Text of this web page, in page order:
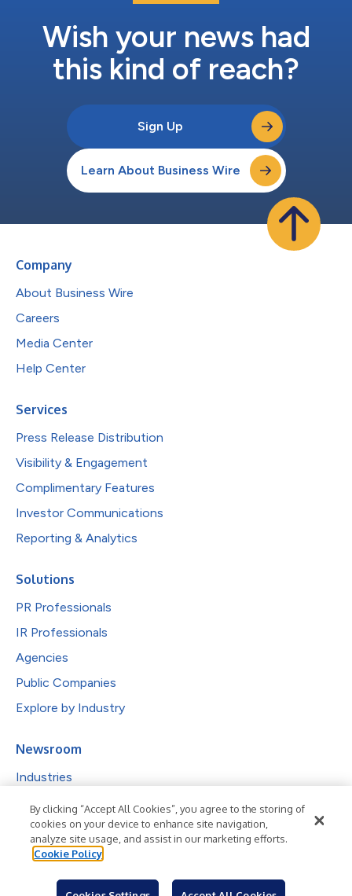
Wish your news had
this kind of reach?
Sign Up
Learn About Business Wire
Company
About Business Wire
Careers
Media Center
Help Center
Services
Press Release Distribution
Visibility & Engagement
Complimentary Features
Investor Communications
Reporting & Analytics
Solutions
PR Professionals
IR Professionals
Agencies
Public Companies
Explore by Industry
Newsroom
Industries
Subjects
Languages
By clicking “Accept All Cookies”, you agree to the storing of
cookies on your device to enhance site navigation,
analyze site usage, and assist in our marketing efforts.
Cookie Policy